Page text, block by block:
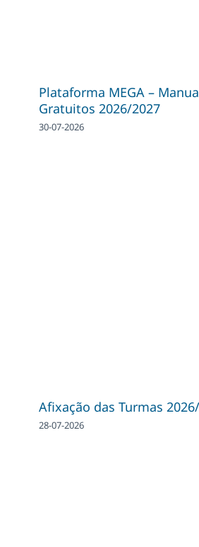
Plataforma MEGA –
Gratuitos 2026/2027
30-07-2026
Afixação das Turmas
28-07-2026